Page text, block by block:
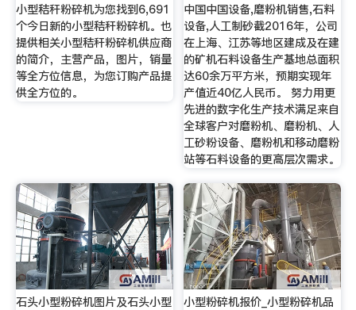
小型秸秆粉碎机为您找到6,691
个今日新的小型秸秆粉碎机。也
提供相关小型秸秆粉碎机供应商
的简介，主营产品，图片，销量
等全方位信息，为您订购产品提
供全方位的。
中国中国设备,磨粉机销售,石料
设备,人工制砂截2016年，公司
在上海、江苏等地区建成及在建
的矿机石料设备生产基地总面积
达60余万平方米，预期实现年
产值近40亿人民币。 努力用更
先进的数字化生产技术满足来自
全球客户对磨粉机、磨粉机、人
工砂粉设备、磨粉机和移动磨粉
站等石料设备的更高层次需求。
石头小型粉碎机图片及石头小型
小型粉碎机报价_小型粉碎机品